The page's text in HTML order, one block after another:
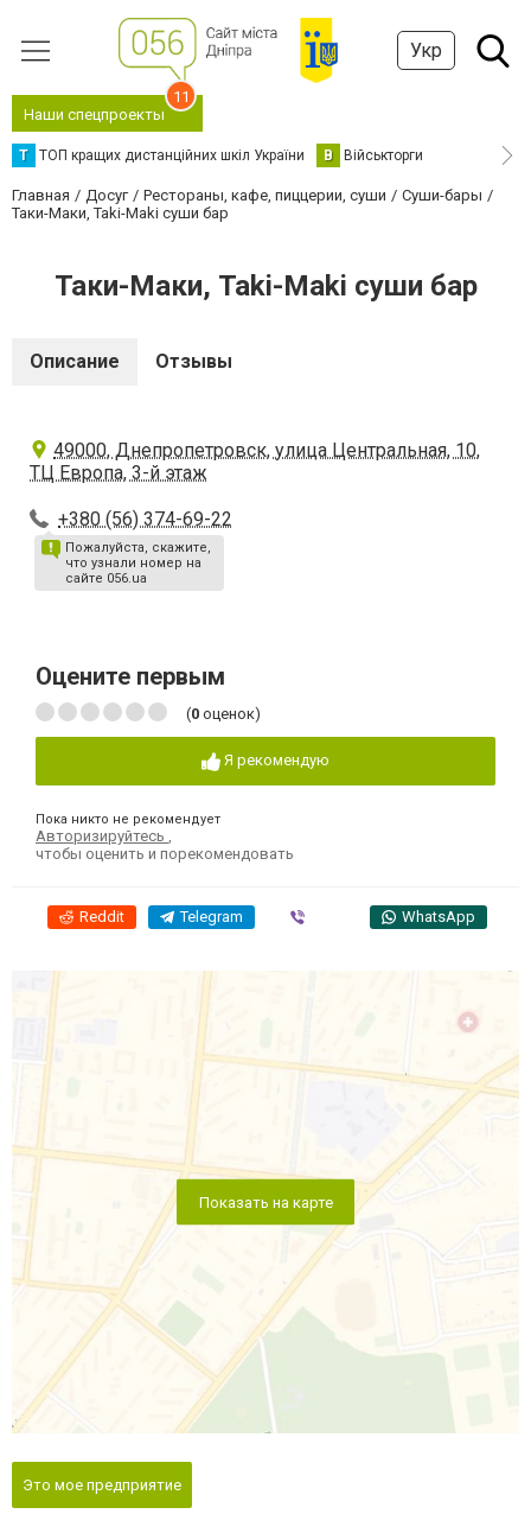
Укр
Наши спецпроекты
11
Т ТОП кращих дистанційних шкіл України В Військторги
Главная Досуг Рестораны, кафе, пиццерии, суши
Суши-бары
Таки-Маки, Taki-Maki суши бар
Таки-Маки, Taki-Maki суши бар
Описание Отзывы
49000, Днепропетровск, улица Центральная, 10,
ТЦ Европа, 3-й этаж
+380 (56) 374-69-22
Пожалуйста, скажите,
что узнали номер на
сайте 056.ua
Оцените первым
(0 оценок)
Я рекомендую
Пока никто не рекомендует
Авторизируйтесь
чтобы оценить и порекомендовать
Reddit Telegram WhatsApp
Показать на карте
Это мое предприятие